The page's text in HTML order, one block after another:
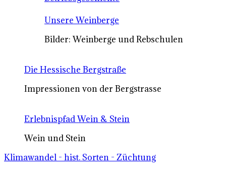
Unsere Weinberge
Bilder: Weinberge und Rebschulen
Die Hessische Bergstraße
Impressionen von der Bergstrasse
Erlebnispfad Wein & Stein
Wein und Stein
Klimawandel - hist. Sorten - Züchtung